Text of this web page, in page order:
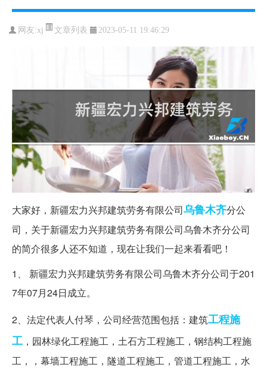
网友:xj 文章列表 2023-05-11 19:46:29
大家好，新疆宏力兴邦建筑劳务有限公司乌鲁木齐分公
司，关于新疆宏力兴邦建筑劳务有限公司乌鲁木齐分公司
的简介很多人还不知道，现在让我们一起来看看吧！
1、 新疆宏力兴邦建筑劳务有限公司乌鲁木齐分公司于201
7年07月24日成立。
2、法定代表人付琴，公司经营范围包括：建筑工程施
工 ，园林绿化工程施工，土石方工程施工，钢结构工程施
工，，幕墙工程施工，隧道工程施工，管道工程施工，水